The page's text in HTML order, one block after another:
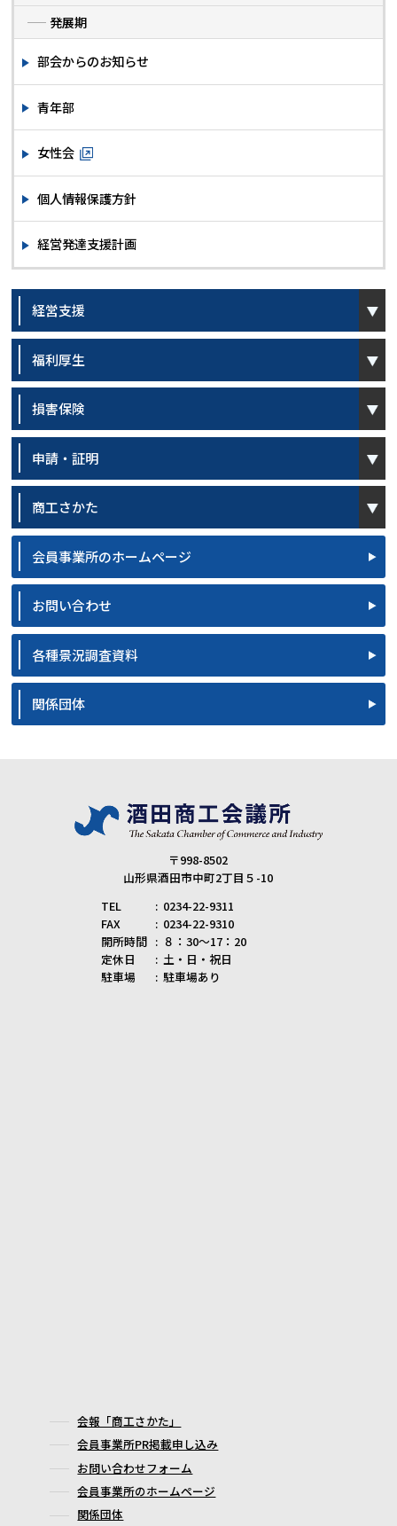
発展期
部会からのお知らせ
青年部
女性会
個人情報保護方針
経営発達支援計画
経営支援
福利厚生
損害保険
申請・証明
商工さかた
会員事業所のホームページ
お問い合わせ
各種景況調査資料
関係団体
〒998-8502
山形県酒田市中町2丁目５-10
TEL
0234-22-9311
FAX
0234-22-9310
開所時間
８：30～17：20
定休日
土・日・祝日
駐車場
駐車場あり
会報「商工さかた」
会員事業所PR掲載申し込み
お問い合わせフォーム
会員事業所のホームページ
関係団体